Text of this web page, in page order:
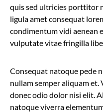
quis sed ultricies porttitor
ligula amet consequat
condimentum vidi aenean
vulputate vitae fringilla
Consequat natoque pede
nullam semper aliquam et.
donec odio dolor nisi elit.
natoque viverra